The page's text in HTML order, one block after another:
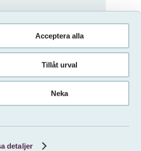
detaljer
Acceptera alla
Tillåt urval
Neka